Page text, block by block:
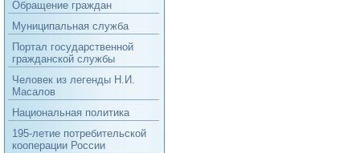
Обращение граждан
Муниципальная служба
Портал государственной
гражданской службы
Человек из легенды Н.И.
Масалов
Национальная политика
195-летие потребительской
кооперации России